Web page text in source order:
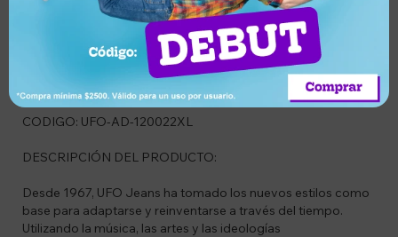
Descripción
CODIGO: UFO-AD-120022XL
DESCRIPCIÓN DEL PRODUCTO:
Desde 1967, UFO Jeans ha tomado los nuevos estilos como
base para adaptarse y reinventarse a través del tiempo.
Utilizando la música, las artes y las ideologías